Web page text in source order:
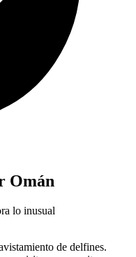
Omán
lo inusual
de delfines.